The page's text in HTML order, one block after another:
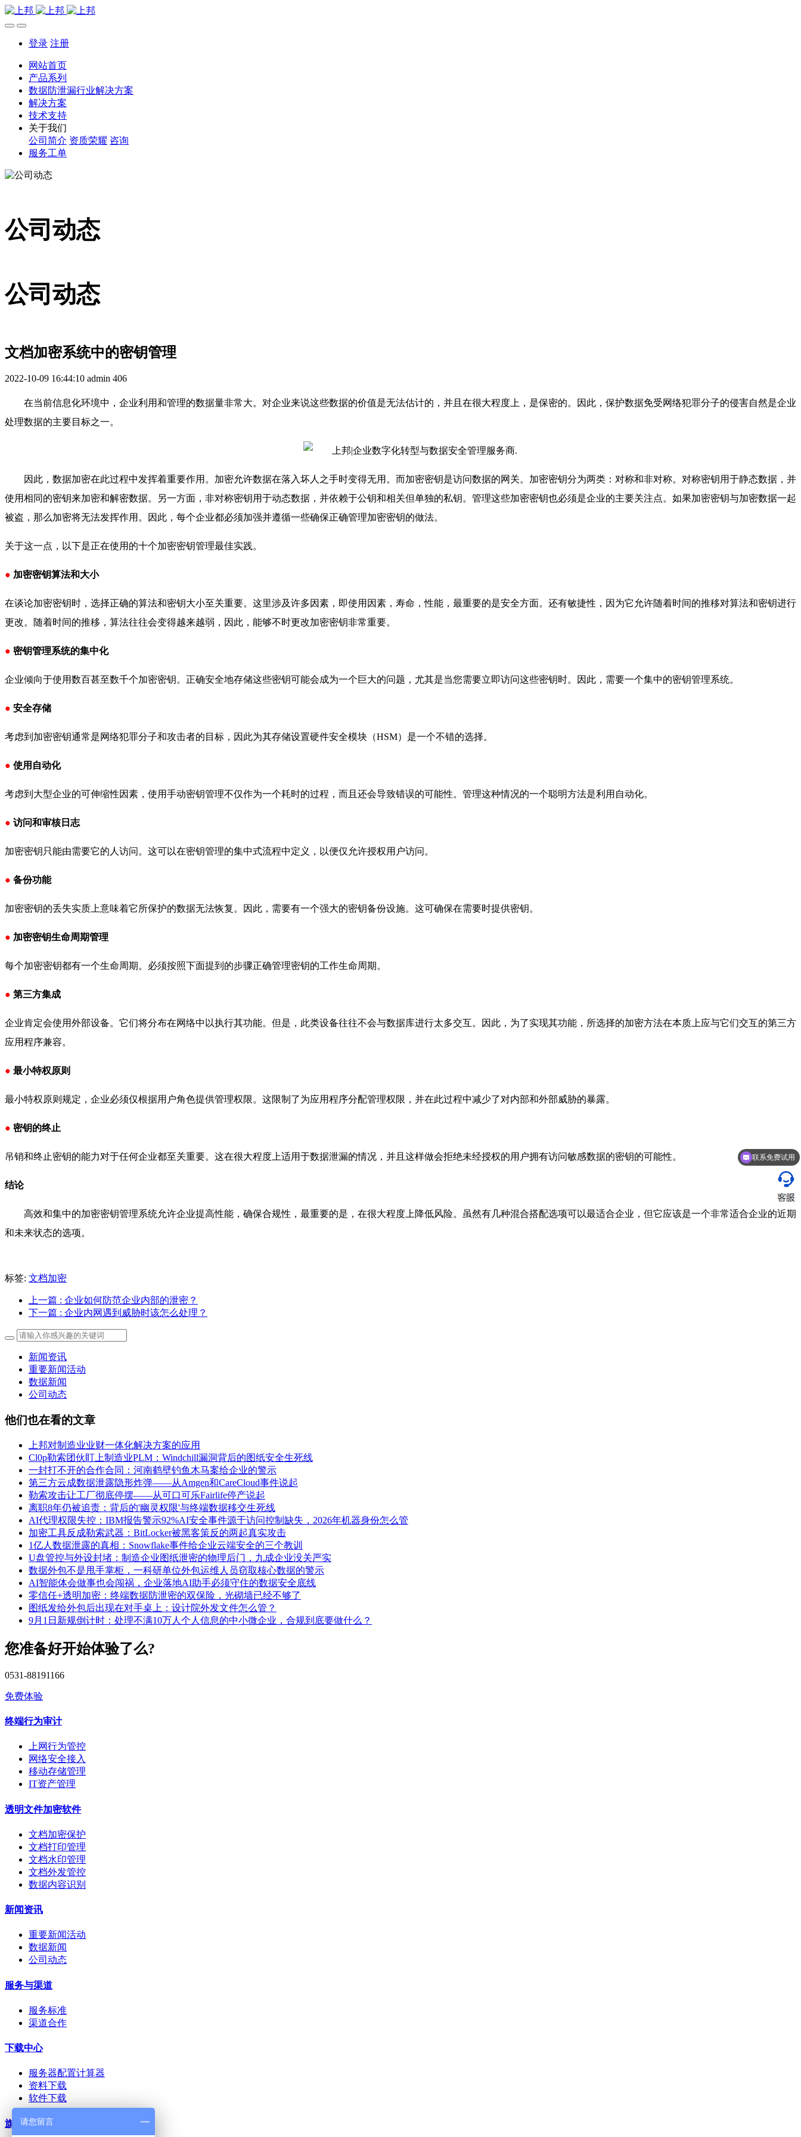
登录 注册
网站首页
产品系列
数据防泄漏行业解决方案
解决方案
技术支持
关于我们
公司简介 资质荣耀 咨询
服务工单
公司动态
公司动态
文档加密系统中的密钥管理
2022-10-09 16:44:10 admin 406
在当前信息化环境中，企业利用和管理的数据量非常大。对企业来说这些数据的价值是无法估计的，并且在很大程度上，是保密的。因此，保护数据免受网络犯罪分子的侵害自然是企业
处理数据的主要目标之一。
因此，数据加密在此过程中发挥着重要作用。加密允许数据在落入坏人之手时变得无用。而加密密钥是访问数据的网关。加密密钥分为两类：对称和非对称。对称密钥用于静态数据，并
使用相同的密钥来加密和解密数据。另一方面，非对称密钥用于动态数据，并依赖于公钥和相关但单独的私钥。管理这些加密密钥也必须是企业的主要关注点。如果加密密钥与加密数据一起
被盗，那么加密将无法发挥作用。因此，每个企业都必须加强并遵循一些确保正确管理加密密钥的做法。
关于这一点，以下是正在使用的十个加密密钥管理最佳实践。
● 加密密钥算法和大小
在谈论加密密钥时，选择正确的算法和密钥大小至关重要。这里涉及许多因素，即使用因素，寿命，性能，最重要的是安全方面。还有敏捷性，因为它允许随着时间的推移对算法和密钥进行
更改。随着时间的推移，算法往往会变得越来越弱，因此，能够不时更改加密密钥非常重要。
● 密钥管理系统的集中化
企业倾向于使用数百甚至数千个加密密钥。正确安全地存储这些密钥可能会成为一个巨大的问题，尤其是当您需要立即访问这些密钥时。因此，需要一个集中的密钥管理系统。
● 安全存储
考虑到加密密钥通常是网络犯罪分子和攻击者的目标，因此为其存储设置硬件安全模块（HSM）是一个不错的选择。
● 使用自动化
考虑到大型企业的可伸缩性因素，使用手动密钥管理不仅作为一个耗时的过程，而且还会导致错误的可能性。管理这种情况的一个聪明方法是利用自动化。
● 访问和审核日志
加密密钥只能由需要它的人访问。这可以在密钥管理的集中式流程中定义，以便仅允许授权用户访问。
● 备份功能
加密密钥的丢失实质上意味着它所保护的数据无法恢复。因此，需要有一个强大的密钥备份设施。这可确保在需要时提供密钥。
● 加密密钥生命周期管理
每个加密密钥都有一个生命周期。必须按照下面提到的步骤正确管理密钥的工作生命周期。
● 第三方集成
企业肯定会使用外部设备。它们将分布在网络中以执行其功能。但是，此类设备往往不会与数据库进行太多交互。因此，为了实现其功能，所选择的加密方法在本质上应与它们交互的第三方
应用程序兼容。
● 最小特权原则
最小特权原则规定，企业必须仅根据用户角色提供管理权限。这限制了为应用程序分配管理权限，并在此过程中减少了对内部和外部威胁的暴露。
● 密钥的终止
吊销和终止密钥的能力对于任何企业都至关重要。这在很大程度上适用于数据泄漏的情况，并且这样做会拒绝未经授权的用户拥有访问敏感数据的密钥的可能性。
结论
高效和集中的加密密钥管理系统允许企业提高性能，确保合规性，最重要的是，在很大程度上降低风险。虽然有几种混合搭配选项可以最适合企业，但它应该是一个非常适合企业的近期
和未来状态的选项。
标签: 文档加密
上一篇 : 企业如何防范企业内部的泄密？
下一篇 : 企业内网遇到威胁时该怎么处理？
新闻资讯
重要新闻活动
数据新闻
公司动态
他们也在看的文章
上邦对制造业业财一体化解决方案的应用
Cl0p勒索团伙盯上制造业PLM：Windchill漏洞背后的图纸安全生死线
一封打不开的合作合同：河南鹤壁钓鱼木马案给企业的警示
第三方云成数据泄露隐形炸弹——从Amgen和CareCloud事件说起
勒索攻击让工厂彻底停摆——从可口可乐Fairlife停产说起
离职8年仍被追责：背后的'幽灵权限'与终端数据移交生死线
AI代理权限失控：IBM报告警示92%AI安全事件源于访问控制缺失，2026年机器身份怎么管
加密工具反成勒索武器：BitLocker被黑客策反的两起真实攻击
1亿人数据泄露的真相：Snowflake事件给企业云端安全的三个教训
U盘管控与外设封堵：制造企业图纸泄密的物理后门，九成企业没关严实
数据外包不是甩手掌柜，一科研单位外包运维人员窃取核心数据的警示
AI智能体会做事也会闯祸，企业落地AI助手必须守住的数据安全底线
零信任+透明加密：终端数据防泄密的双保险，光砌墙已经不够了
图纸发给外包后出现在对手桌上：设计院外发文件怎么管？
9月1日新规倒计时：处理不满10万人个人信息的中小微企业，合规到底要做什么？
您准备好开始体验了么?
0531-88191166
免费体验
终端行为审计
上网行为管控
网络安全接入
移动存储管理
IT资产管理
透明文件加密软件
文档加密保护
文档打印管理
文档水印管理
文档外发管控
数据内容识别
新闻资讯
重要新闻活动
数据新闻
公司动态
服务与渠道
服务标准
渠道合作
下载中心
服务器配置计算器
资料下载
软件下载
旗下网站
联系免费试用
请您留言